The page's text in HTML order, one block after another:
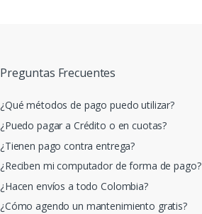
Preguntas Frecuentes
¿Qué métodos de pago puedo utilizar?
¿Puedo pagar a Crédito o en cuotas?
¿Tienen pago contra entrega?
¿Reciben mi computador de forma de pago?
¿Hacen envíos a todo Colombia?
¿Cómo agendo un mantenimiento gratis?